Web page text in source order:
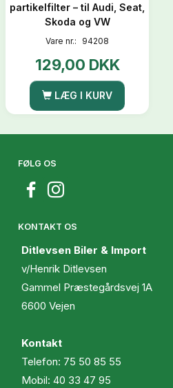
partikelfilter – til Audi, Seat,
Skoda og VW
Vare nr.: 94208
129,00 DKK
LÆG I KURV
FØLG OS
KONTAKT OS
Ditlevsen Biler & Import
v/Henrik Ditlevsen
Gammel Præstegårdsvej 1A
6600 Vejen
Kontakt
Telefon: 75 50 85 55
Mobil: 40 33 47 95